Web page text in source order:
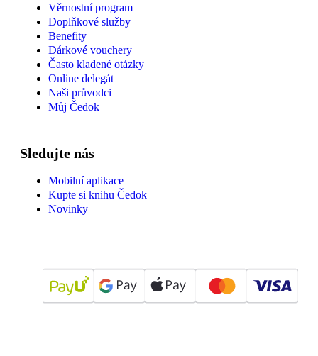
Věrnostní program
Doplňkové služby
Benefity
Dárkové vouchery
Často kladené otázky
Online delegát
Naši průvodci
Můj Čedok
Sledujte nás
Mobilní aplikace
Kupte si knihu Čedok
Novinky